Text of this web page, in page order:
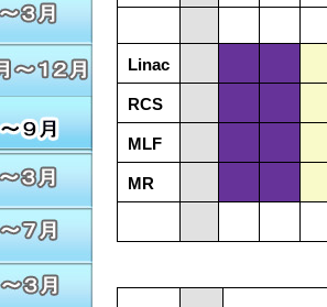
Linac
RCS
MLF
MR